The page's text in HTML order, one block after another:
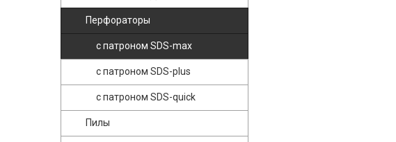
Перфораторы
с патроном SDS-max
с патроном SDS-plus
с патроном SDS-quick
Пилы